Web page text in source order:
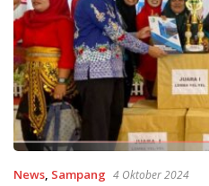
News, Sampang 4 Oktober 2024